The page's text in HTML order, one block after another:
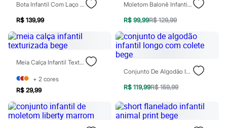
Marcas
Baby Club
Fifteen
Miss Fifteen
Palomino
Calcinhas
Meias
Pijamas
Moda praia
Biquínis e Maiôs
Blusas de proteção
Bota Infantil Com Laço Poá Off White
R$ 139,99
Moletom Balonê Infantil Guerreiras Do Kpop Vinho
R$ 99,99R$ 129,99
Meia Calça Infantil Texturizada Bege
+ 2 cores
R$ 29,99
Conjunto De Algodão Infantil Longo Com Colete Bege
R$ 119,99R$ 159,99